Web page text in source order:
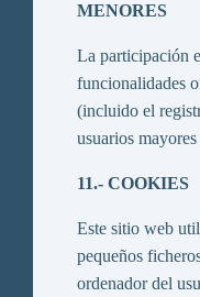
MENORES
La participación
funcionalidades
(incluido el
usuarios mayores
11.- COOKIES
Este sitio web
pequeños
ordenador del